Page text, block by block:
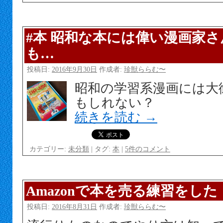
#本 昭和な本には偉い漫画家
も…
投稿日: 2016年9月30日 作成者: 珍獣ららむ〜
昭和の学習系漫画には
もしれない？
続きを読む →
カテゴリー: 未分類 | タグ: 本 | 5件のコメント
Amazonで本を売る練習をした
投稿日: 2016年8月31日 作成者: 珍獣ららむ〜